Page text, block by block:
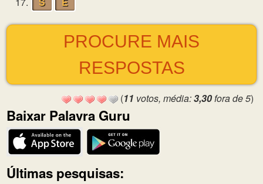
PROCURE MAIS
RESPOSTAS
(11 votos, média:3,30fora de 5)
Baixar Palavra Guru
Últimas pesquisas: